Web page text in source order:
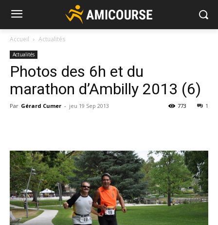
Accueil Actualités
Actualités
Photos des 6h et du
marathon d’Ambilly 2013 (6)
Par Gérard Cumer - jeu 19 Sep 2013 1
773